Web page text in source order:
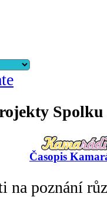
Spolku
Časopis
na poznání